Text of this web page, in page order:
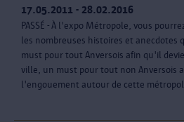
17.05.2011 - 28.02.2016
PASSÉ - À l'expo Métropole, vous
les nombreuses histoires et anecdotes
must pour tout Anversois afin qu'il
ville, un must pour tout non Anversois
l'engouement autour de cette